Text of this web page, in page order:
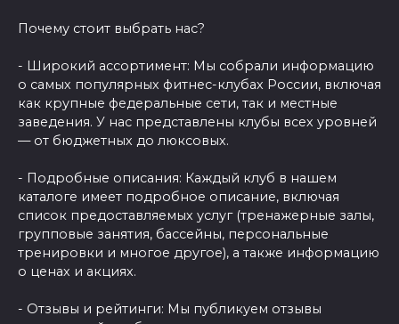
Почему стоит выбрать нас?
- Широкий ассортимент: Мы собрали информацию
о самых популярных фитнес-клубах России, включая
как крупные федеральные сети, так и местные
заведения. У нас представлены клубы всех уровней
— от бюджетных до люксовых.
- Подробные описания: Каждый клуб в нашем
каталоге имеет подробное описание, включая
список предоставляемых услуг (тренажерные залы,
групповые занятия, бассейны, персональные
тренировки и многое другое), а также информацию
о ценах и акциях.
- Отзывы и рейтинги: Мы публикуем отзывы